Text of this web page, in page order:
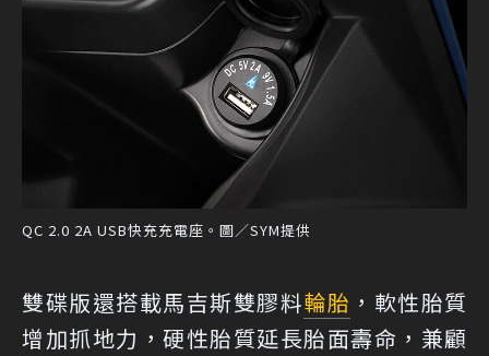
QC 2.0 2A USB快充充電座。圖／SYM提供
雙碟版還搭載馬吉斯雙膠料輪胎 ，軟性胎質
增加抓地力，硬性胎質延長胎面壽命，兼顧